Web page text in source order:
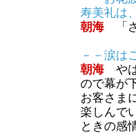
寿美礼は
朝海「さ
－－涙は
朝海やは
ので幕が
お客さま
楽しんで
ときの感